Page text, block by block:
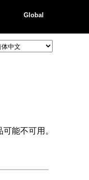
Global
能不可用。